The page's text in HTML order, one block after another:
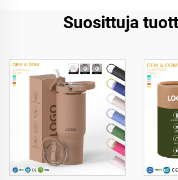
Suosittuja